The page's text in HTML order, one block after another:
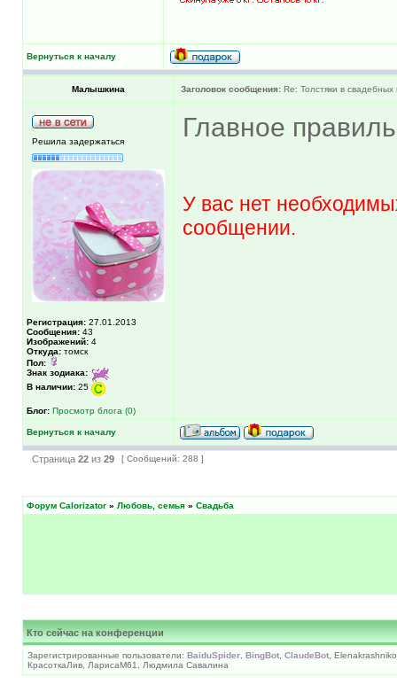
Вернуться к началу
Малышкина Заголовок сообщения: Re: Толстяки в
Решила задержаться
Регистрация: 27.01.2013
Сообщения: 43
Изображений: 4
Откуда: томск
Пол:
Знак зодиака:
В наличии: 25
Блог: Просмотр блога (0)
Главное
У вас нет
сообщении.
Вернуться к началу
Страница 22 из 29 [ Сообщений: 288 ]
Форум Calorizator » Любовь, семья » Свадьба
Кто сейчас на конференции
Зарегистрированные пользователи: BaiduSpider BingBot ClaudeBot ,
КрасоткаЛив, ЛарисаM61, Людмила Савалина